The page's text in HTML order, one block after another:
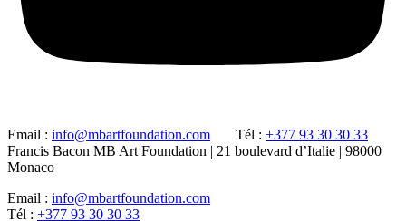
Email : info@mbartfoundation.com Tél : +377 93 30 30 33
Francis Bacon MB Art Foundation | 21 boulevard d’Italie | 98000
Monaco
Email : info@mbartfoundation.com
Tél : +377 93 30 30 33